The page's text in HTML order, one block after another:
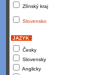
Zlínský kraj
Slovensko
JAZYK :
Česky
Slovensky
Anglicky